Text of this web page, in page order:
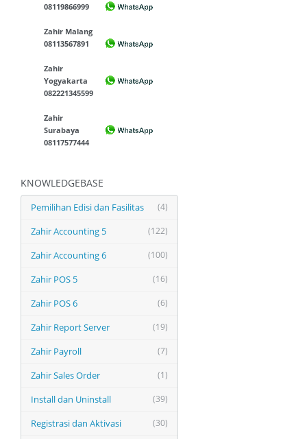
08119866999
Zahir Malang
08113567891
Zahir
Yogyakarta
082221345599
Zahir
Surabaya
08117577444
KNOWLEDGEBASE
(4)
Pemilihan Edisi dan Fasilitas
(122)
Zahir Accounting 5
(100)
Zahir Accounting 6
(16)
Zahir POS 5
(6)
Zahir POS 6
(19)
Zahir Report Server
(7)
Zahir Payroll
(1)
Zahir Sales Order
(39)
Install dan Uninstall
(30)
Registrasi dan Aktivasi